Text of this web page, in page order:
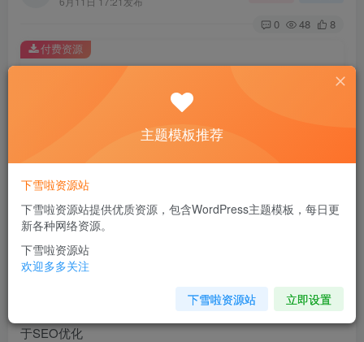
0 48 8
此内容为付费资源，请付费后查看
￥6
您当前未登录！建议登陆后购买，可保存购买订单
付费资源
介绍
采暖设备电暖炉类网站织梦模板(带手机端)+PC+移动端+利
于SEO优化
主题模板推荐
下雪啦资源站
下雪啦资源站提供优质资源，包含WordPress主题模板，每日更
新各种网络资源。
下雪啦资源站
欢迎多多关注
下雪啦资源站 立即设置